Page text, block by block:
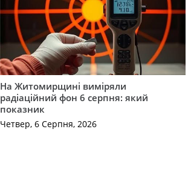
На Житомирщині виміряли
радіаційний фон 6 серпня: який
показник
Четвер, 6 Серпня, 2026